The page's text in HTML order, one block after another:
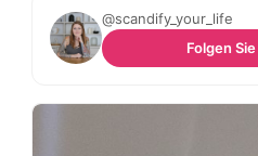
@scandify_your_life
Folgen